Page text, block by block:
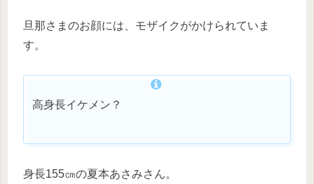
旦那さまのお顔には、モザイクがかけられていま
す。
高身長イケメン？
身長155㎝の夏本あさみさん。